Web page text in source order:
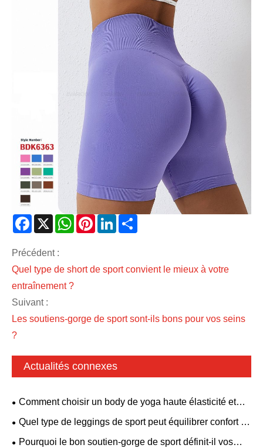
Facebook
X WhatsAppPinterestLinkedIn
Précédent :
Quel type de short de sport convient le mieux à votre
entraînement ?
Suivant :
Les soutiens-gorge de sport sont-ils bons pour vos seins
?
Actualités connexes
Comment choisir un body de yoga haute élasticité et
respirant ? Un style dos nu avec soutien-gorge rembourré
Quel type de leggings de sport peut équilibrer confort et
esthétique ?
Pourquoi le bon soutien-gorge de sport définit-il vos